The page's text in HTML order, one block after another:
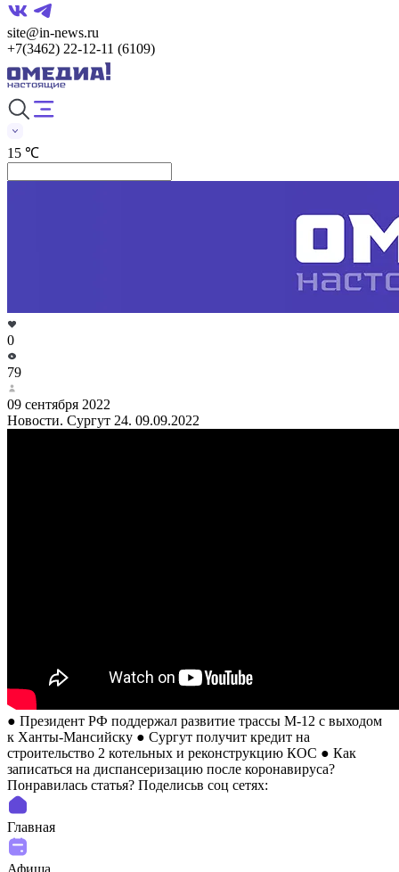
site@in-news.ru
+7(3462) 22-12-11 (6109)
15 ℃
0
79
09 сентября 2022
Новости. Сургут 24. 09.09.2022
● Президент РФ поддержал развитие трассы М-12 с выходом
к Ханты-Мансийску ● Сургут получит кредит на
строительство 2 котельных и реконструкцию КОС ● Как
записаться на диспансеризацию после коронавируса?
Понравилась статья? Поделиcьв соц сетях:
Главная
Афиша